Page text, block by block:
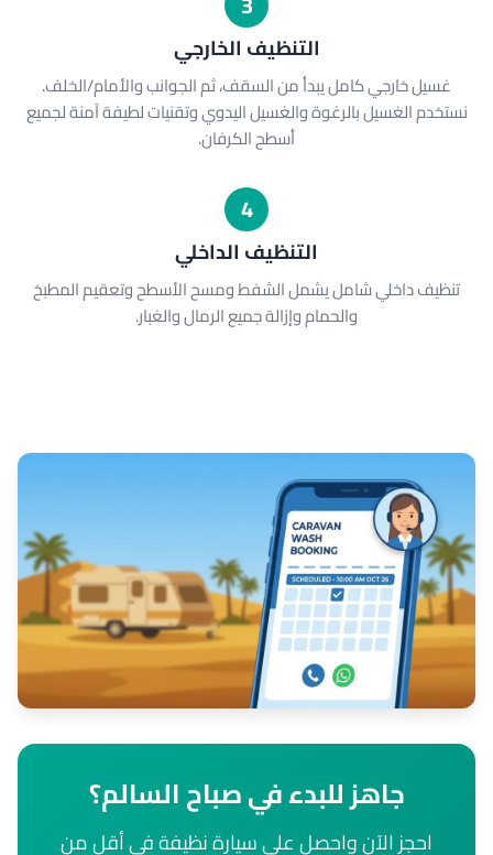
التنظيف الخارجي
غسيل خارجي كامل يبدأ من السقف، ثم الجوانب والأمام/الخلف.
نستخدم الغسيل بالرغوة والغسيل اليدوي وتقنيات لطيفة آمنة لجميع
أسطح الكرفان.
4
التنظيف الداخلي
تنظيف داخلي شامل يشمل الشفط ومسح الأسطح وتعقيم المطبخ
والحمام وإزالة جميع الرمال والغبار.
جاهز للبدء في صباح السالم؟
احجز الآن واحصل على سيارة نظيفة في أقل من